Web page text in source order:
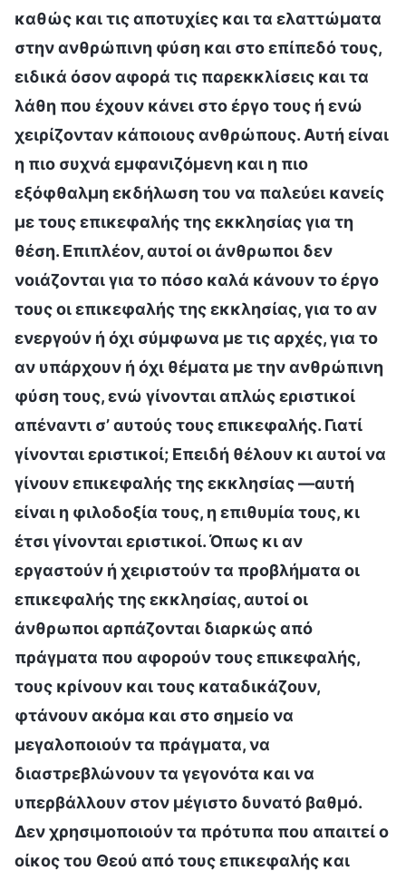
καθώς και τις αποτυχίες και τα ελαττώματα
στην ανθρώπινη φύση και στο επίπεδό τους,
ειδικά όσον αφορά τις παρεκκλίσεις και τα
λάθη που έχουν κάνει στο έργο τους ή ενώ
χειρίζονταν κάποιους ανθρώπους. Αυτή είναι
η πιο συχνά εμφανιζόμενη και η πιο
εξόφθαλμη εκδήλωση του να παλεύει κανείς
με τους επικεφαλής της εκκλησίας για τη
θέση. Επιπλέον, αυτοί οι άνθρωποι δεν
νοιάζονται για το πόσο καλά κάνουν το έργο
τους οι επικεφαλής της εκκλησίας, για το αν
ενεργούν ή όχι σύμφωνα με τις αρχές, για το
αν υπάρχουν ή όχι θέματα με την ανθρώπινη
φύση τους, ενώ γίνονται απλώς εριστικοί
απέναντι σ’ αυτούς τους επικεφαλής. Γιατί
γίνονται εριστικοί; Επειδή θέλουν κι αυτοί να
γίνουν επικεφαλής της εκκλησίας —αυτή
είναι η φιλοδοξία τους, η επιθυμία τους, κι
έτσι γίνονται εριστικοί. Όπως κι αν
εργαστούν ή χειριστούν τα προβλήματα οι
επικεφαλής της εκκλησίας, αυτοί οι
άνθρωποι αρπάζονται διαρκώς από
πράγματα που αφορούν τους επικεφαλής,
τους κρίνουν και τους καταδικάζουν,
φτάνουν ακόμα και στο σημείο να
μεγαλοποιούν τα πράγματα, να
διαστρεβλώνουν τα γεγονότα και να
υπερβάλλουν στον μέγιστο δυνατό βαθμό.
Δεν χρησιμοποιούν τα πρότυπα που απαιτεί ο
οίκος του Θεού από τους επικεφαλής και